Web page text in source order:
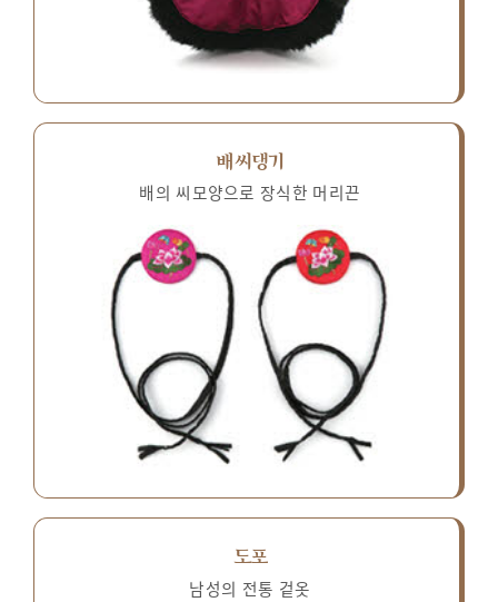
배씨댕기
배의 씨모양으로 장식한 머리끈
도포
남성의 전통 겉옷